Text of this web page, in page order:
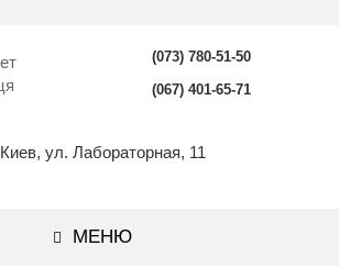
(073) 780-51-50
(067) 401-65-71
Киев, ул. Лабораторная, 11
МЕНЮ